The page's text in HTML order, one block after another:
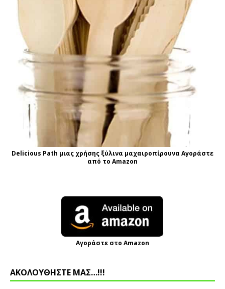
Delicious Path μιας χρήσης ξύλινα μαχαιροπίρουνα Αγοράστε
από το Amazon
Αγοράστε στο Amazon
ΑΚΟΛΟΥΘΗΣΤΕ ΜΑΣ…!!!